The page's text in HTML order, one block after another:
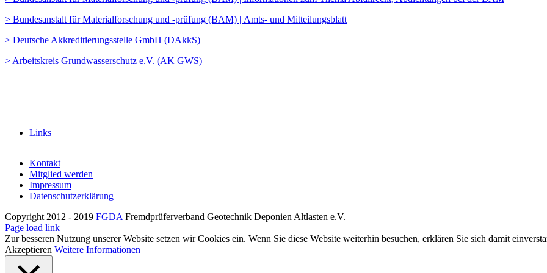
> Bundesanstalt für Materialforschung und -prüfung (BAM) | Amts- und Mitteilungsblatt
> Deutsche Akkreditierungsstelle GmbH (DAkkS)
> Arbeitskreis Grundwasserschutz e.V. (AK GWS)
Links
Kontakt
Mitglied werden
Impressum
Datenschutzerklärung
Copyright 2012 - 2019 FGDA Fremdprüferverband Geotechnik Deponien Altlasten e.V.
Page load link
Zur besseren Nutzung unserer Website setzen wir Cookies ein. Wenn Sie diese Website weiterhin besuchen, erklären Sie sich damit
Akzeptieren Weitere Informationen